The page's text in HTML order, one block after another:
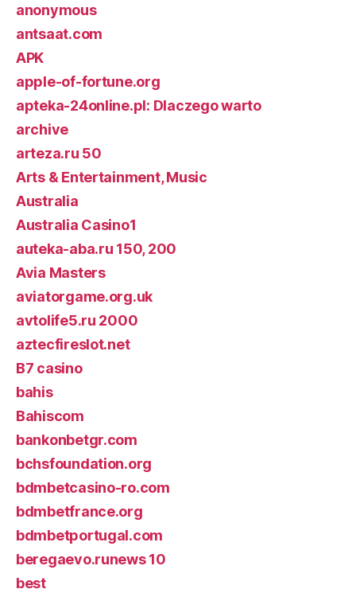
anonymous
antsaat.com
APK
apple-of-fortune.org
apteka-24online.pl: Dlaczego warto
archive
arteza.ru 50
Arts & Entertainment, Music
Australia
Australia Casino1
auteka-aba.ru 150, 200
Avia Masters
aviatorgame.org.uk
avtolife5.ru 2000
aztecfireslot.net
B7 casino
bahis
Bahiscom
bankonbetgr.com
bchsfoundation.org
bdmbetcasino-ro.com
bdmbetfrance.org
bdmbetportugal.com
beregaevo.runews 10
best